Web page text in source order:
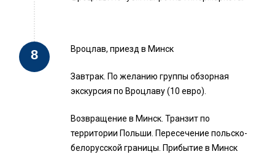
Вроцлав, приезд в Минск
Завтрак. По желанию группы обзорная
экскурсия по Вроцлаву (10 евро).
Возвращение в Минск. Транзит по
территории Польши. Пересечение польско-
белорусской границы. Прибытие в Минск